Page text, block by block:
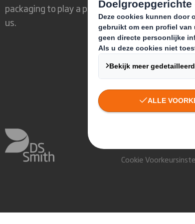
packaging to play a powerful role in the world
us.
Cookie